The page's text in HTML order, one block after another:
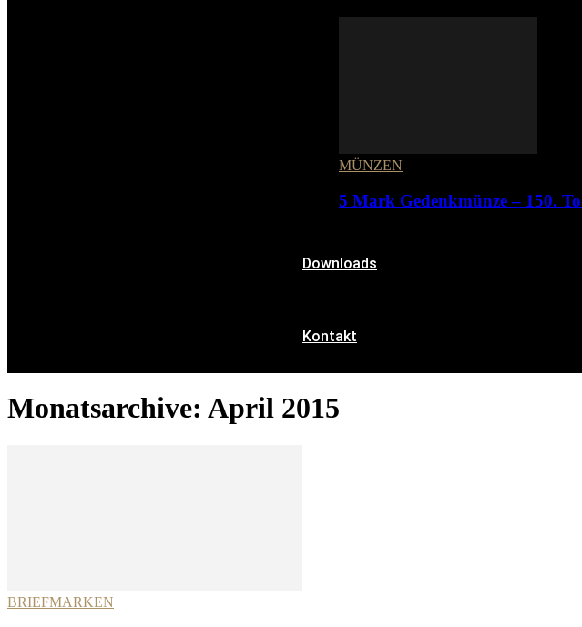
MÜNZEN
5 Mark Gedenkmünze – 150.
Downloads
Kontakt
Monatsarchive: April 2015
BRIEFMARKEN